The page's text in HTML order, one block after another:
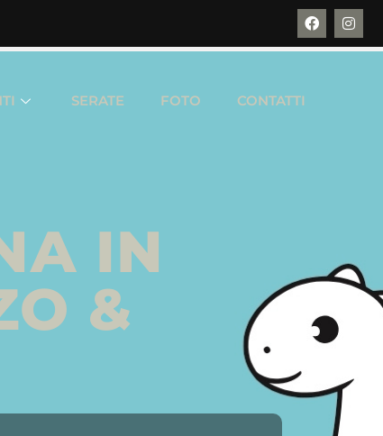
SERATE FOTO CONTATTI
IN
&